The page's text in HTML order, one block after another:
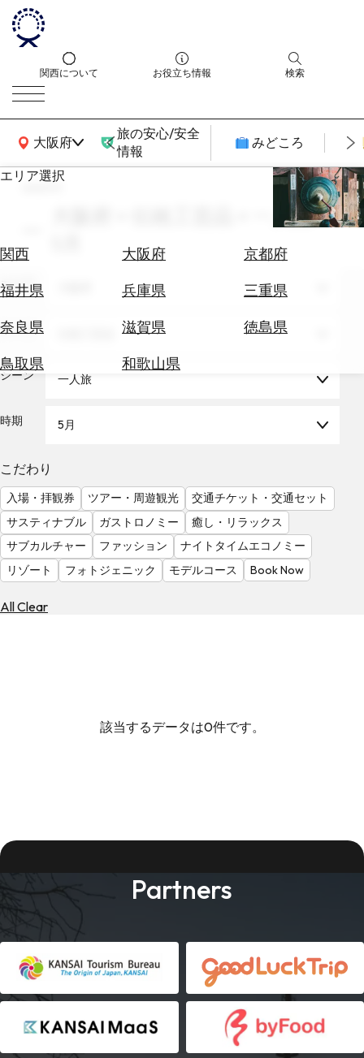
関西について お役立ち情報 検索
大阪府
関西広域MAP
旅の安心/安全
情報
みどころ
エリア選択
関西 大阪府
京都府
福井県
兵庫県
三重県
奈良県
滋賀県
徳島県
鳥取県
和歌山県
エ
券
テ
を
る
気
を
見
る
search
大阪府 × 伝統工芸品 × 一人旅 ×
エリア
テーマ
シーン 一人旅
時期 5月
こだわり
入場・拝観券 ツアー・周遊観光
交通チケット・交通セット
サスティナブル
ガストロノミー
癒し・リラックス
サブカルチャー
ファッション
ナイトタイムエコノミー
リゾート
フォトジェニック モデルコース Book Now
All Clear
該当するデータは0件です。
Partners